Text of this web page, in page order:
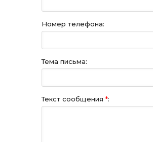
Номер телефона:
Тема письма:
Текст сообщения *: